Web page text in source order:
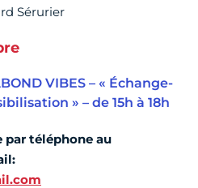
Sérurier
VIBES – « Échange-
» – de 15h à 18h
par téléphone au